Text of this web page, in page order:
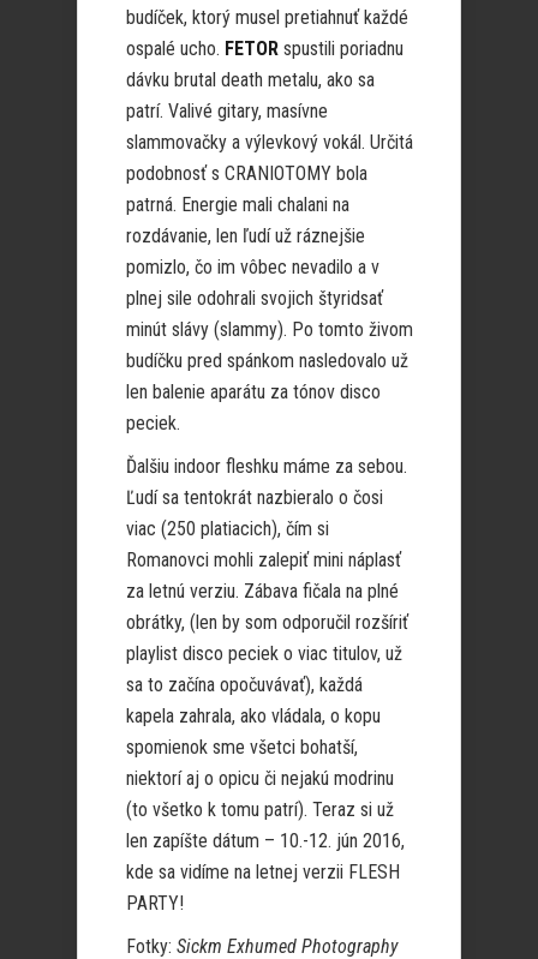
budíček, ktorý musel pretiahnuť každé
ospalé ucho. FETOR spustili poriadnu
dávku brutal death metalu, ako sa
patrí. Valivé gitary, masívne
slammovačky a výlevkový vokál. Určitá
podobnosť s CRANIOTOMY bola
patrná. Energie mali chalani na
rozdávanie, len ľudí už ráznejšie
pomizlo, čo im vôbec nevadilo a v
plnej sile odohrali svojich štyridsať
minút slávy (slammy). Po tomto živom
budíčku pred spánkom nasledovalo už
len balenie aparátu za tónov disco
peciek.
Ďalšiu indoor fleshku máme za sebou.
Ľudí sa tentokrát nazbieralo o čosi
viac (250 platiacich), čím si
Romanovci mohli zalepiť mini náplasť
za letnú verziu. Zábava fičala na plné
obrátky, (len by som odporučil rozšíriť
playlist disco peciek o viac titulov, už
sa to začína opočuvávať), každá
kapela zahrala, ako vládala, o kopu
spomienok sme všetci bohatší,
niektorí aj o opicu či nejakú modrinu
(to všetko k tomu patrí). Teraz si už
len zapíšte dátum – 10.-12. jún 2016,
kde sa vidíme na letnej verzii FLESH
PARTY!
Fotky: Sickm Exhumed Photography